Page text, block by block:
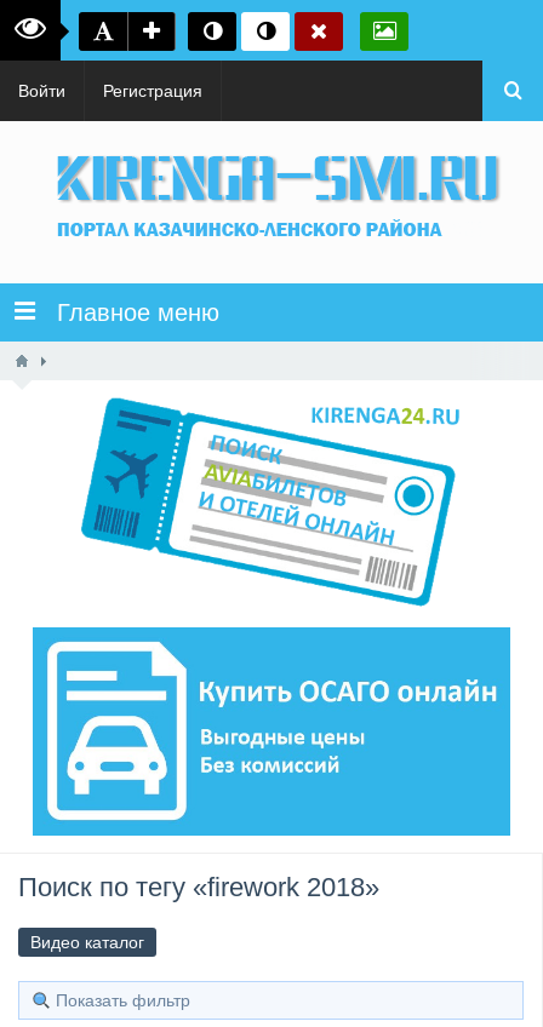
Войти Регистрация
Главное меню
Поиск по тегу «firework 2018»
Видео каталог
Показать фильтр